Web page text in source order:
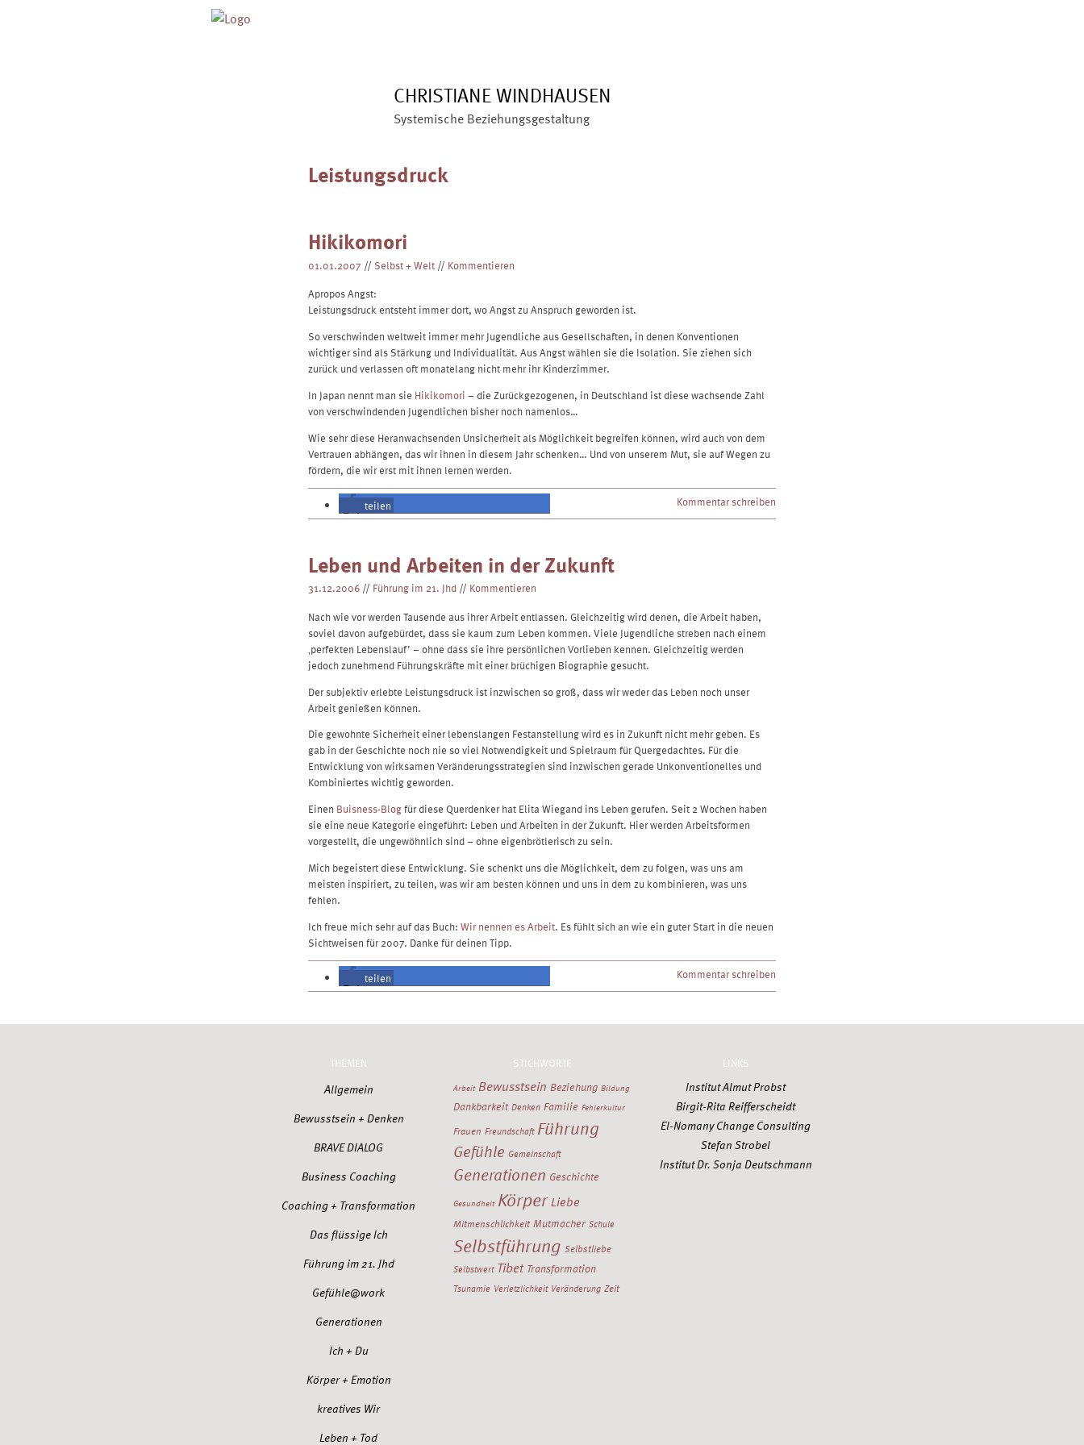
CHRISTIANE WINDHAUSEN
Systemische Beziehungsgestaltung
Leistungsdruck
Hikikomori
01.01.2007 // Selbst + Welt // Kommentieren
Apropos Angst:
Leistungsdruck entsteht immer dort, wo Angst zu Anspruch geworden ist.
So verschwinden weltweit immer mehr Jugendliche aus Gesellschaften, in denen Konventionen
wichtiger sind als Stärkung und Individualität. Aus Angst wählen sie die Isolation. Sie ziehen sich
zurück und verlassen oft monatelang nicht mehr ihr Kinderzimmer.
In Japan nennt man sie Hikikomori – die Zurückgezogenen, in Deutschland ist diese wachsende Zahl
von verschwindenden Jugendlichen bisher noch namenlos…
Wie sehr diese Heranwachsenden Unsicherheit als Möglichkeit begreifen können, wird auch von dem
Vertrauen abhängen, das wir ihnen in diesem Jahr schenken… Und von unserem Mut, sie auf Wegen zu
fördern, die wir erst mit ihnen lernen werden.
teilen
teilen
Kommentar schreiben
Leben und Arbeiten in der Zukunft
31.12.2006 // Führung im 21. Jhd // Kommentieren
Nach wie vor werden Tausende aus ihrer Arbeit entlassen. Gleichzeitig wird denen, die Arbeit haben,
soviel davon aufgebürdet, dass sie kaum zum Leben kommen. Viele Jugendliche streben nach einem
‚perfekten Lebenslauf’ – ohne dass sie ihre persönlichen Vorlieben kennen. Gleichzeitig werden
jedoch zunehmend Führungskräfte mit einer brüchigen Biographie gesucht.
Der subjektiv erlebte Leistungsdruck ist inzwischen so groß, dass wir weder das Leben noch unser
Arbeit genießen können.
Die gewohnte Sicherheit einer lebenslangen Festanstellung wird es in Zukunft nicht mehr geben. Es
gab in der Geschichte noch nie so viel Notwendigkeit und Spielraum für Quergedachtes. Für die
Entwicklung von wirksamen Veränderungsstrategien sind inzwischen gerade Unkonventionelles und
Kombiniertes wichtig geworden.
Einen Buisness-Blogfür diese Querdenker hat Elita Wiegand ins Leben gerufen. Seit 2 Wochen haben
sie eine neue Kategorie eingeführt: Leben und Arbeiten in der Zukunft. Hier werden Arbeitsformen
vorgestellt, die ungewöhnlich sind – ohne eigenbrötlerisch zu sein.
Mich begeistert diese Entwicklung. Sie schenkt uns die Möglichkeit, dem zu folgen, was uns am
meisten inspiriert, zu teilen, was wir am besten können und uns in dem zu kombinieren, was uns
fehlen.
Ich freue mich sehr auf das Buch: Wir nennen es Arbeit. Es fühlt sich an wie ein guter Start in die neuen
Sichtweisen für 2007. Danke für deinen Tipp.
teilen
teilen
Kommentar schreiben
THEMEN
Allgemein
Bewusstsein + Denken
BRAVE DIALOG
Business Coaching
Coaching + Transformation
Das flüssige Ich
Führung im 21. Jhd
Gefühle@work
Generationen
Ich + Du
Körper + Emotion
kreatives Wir
Leben + Tod
STICHWORTE
Arbeit Bewusstsein Beziehung Bildung
Dankbarkeit Denken Familie Fehlerkultur
Frauen Freundschaft Führung
Gefühle Gemeinschaft
Generationen Geschichte
Gesundheit KörperLiebe
Mitmenschlichkeit Mutmacher Schule
Selbstführung Selbstliebe
Selbstwert Tibet Transformation
Tsunamie Verletzlichkeit Veränderung Zeit
LINKS
Institut Almut Probst
Birgit-Rita Reifferscheidt
El-Nomany Change Consulting
Stefan Strobel
Institut Dr. Sonja Deutschmann